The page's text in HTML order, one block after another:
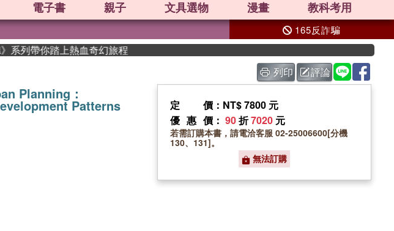
電子書 親子 文具選物 漫畫 教科考用
165反詐騙
列帶你踏上熱血奇幻旅程
列印 評論
Planning：
Patterns 定價 ：NT$ 7800 元
優惠價 ： 90折7020 元
若需訂購本書，請電洽客服 02-25006600[分機
130、131]。
無法訂購